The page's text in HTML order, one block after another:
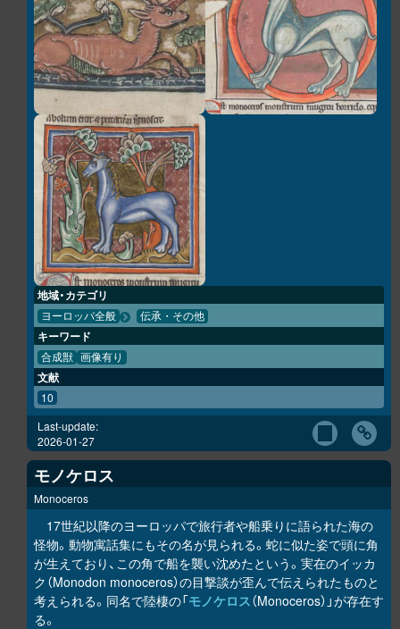
地域・カテゴリ
ヨーロッパ全般 伝承・その他
キーワード
合成獣 画像有り
文献
10
Last-update:
2026-01-27
モノケロス
Monoceros
17世紀以降のヨーロッパで旅行者や船乗りに語られた海の
怪物。動物寓話集にもその名が見られる。蛇に似た姿で頭に角
が生えており、この角で船を襲い沈めたという。実在のイッカ
ク（Monodon monoceros）の目撃談が歪んで伝えられたものと
考えられる。同名で陸棲の「モノケロス（Monoceros）」が存在す
る。